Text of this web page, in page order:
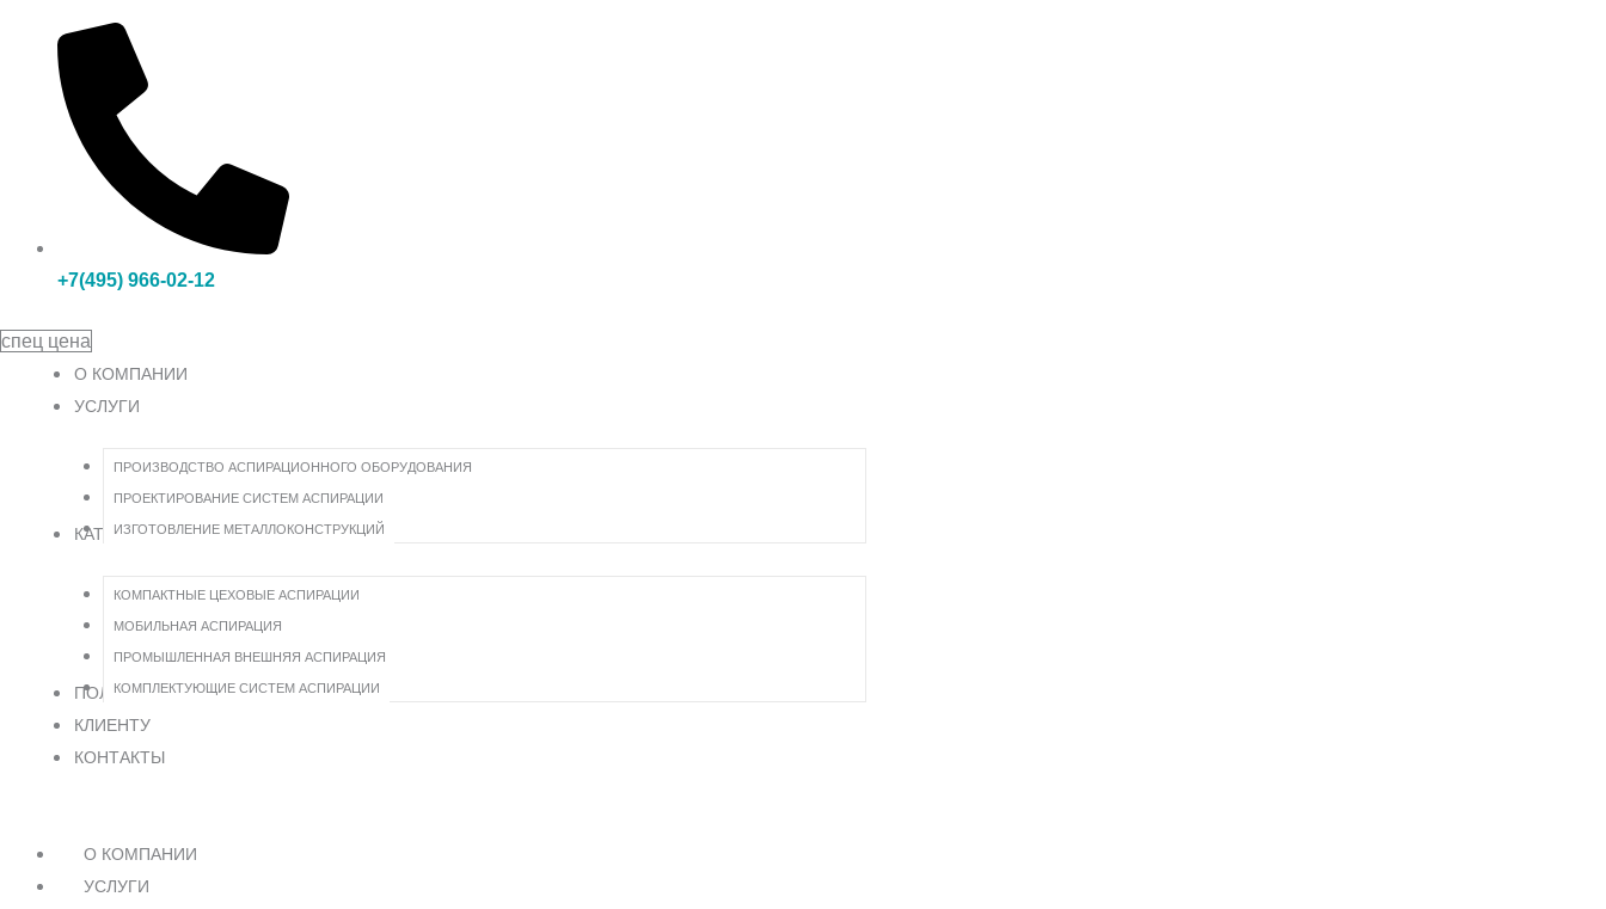
+7(495) 966-02-12
спец цена
О КОМПАНИИ
УСЛУГИ
ПРОИЗВОДСТВО АСПИРАЦИОННОГО ОБОРУДОВАНИЯ
ПРОЕКТИРОВАНИЕ СИСТЕМ АСПИРАЦИИ
ИЗГОТОВЛЕНИЕ МЕТАЛЛОКОНСТРУКЦИЙ
КАТАЛОГ
КОМПАКТНЫЕ ЦЕХОВЫЕ АСПИРАЦИИ
МОБИЛЬНАЯ АСПИРАЦИЯ
ПРОМЫШЛЕННАЯ ВНЕШНЯЯ АСПИРАЦИЯ
КОМПЛЕКТУЮЩИЕ СИСТЕМ АСПИРАЦИИ
ПОЛЕЗНАЯ ИНФОРМАЦИЯ
КЛИЕНТУ
КОНТАКТЫ
О КОМПАНИИ
УСЛУГИ